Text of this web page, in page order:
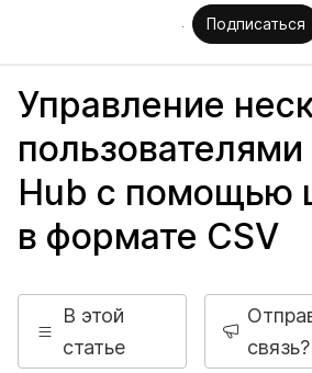
Подписаться
Управление
Hub с помощью
в формате CSV
В этой
статье
связь?